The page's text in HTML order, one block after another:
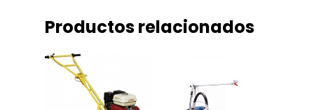
Productos relacionados